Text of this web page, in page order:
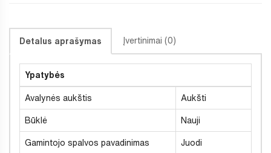
Detalus aprašymas Įvertinimai (0)
Ypatybės
Avalynės aukštis Aukšti
Būklė Nauji
Gamintojo spalvos pavadinimas Juodi